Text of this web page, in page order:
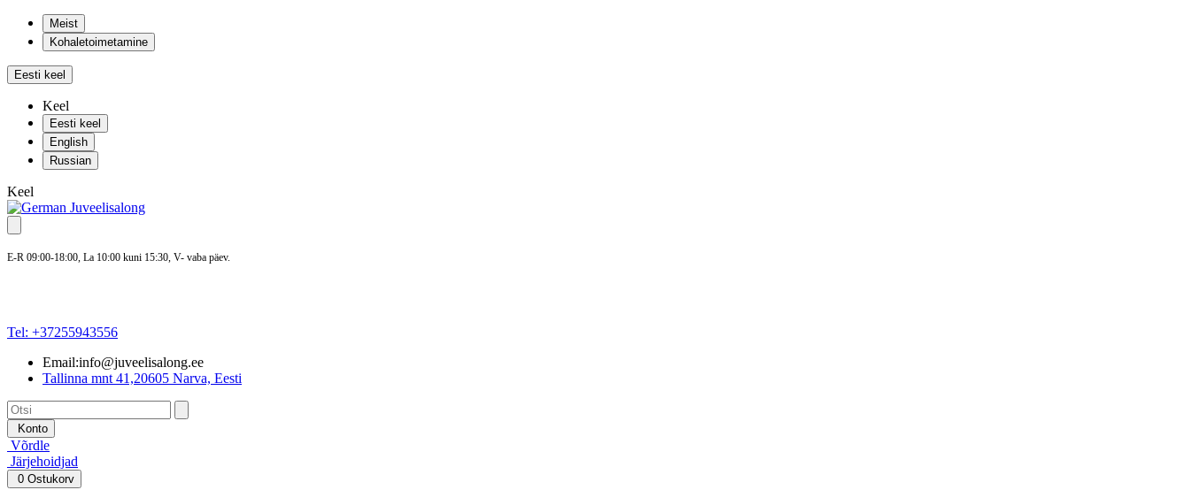
Meist
Kohaletoimetamine
Eesti keel
Keel
Eesti keel
English
Russian
Keel
E-R 09:00-18:00, La 10:00 kuni 15:30, V- vaba päev.
Tel: +37255943556
Email:info@juveelisalong.ee
Tallinna mnt 41,20605 Narva, Eesti
Konto
Võrdle
Järjehoidjad
0 Ostukorv